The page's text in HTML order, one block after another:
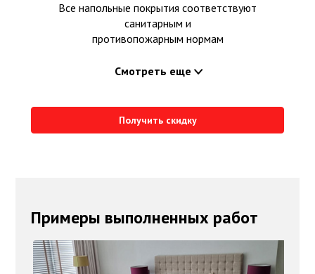
Все напольные покрытия соответствуют
санитарным и
противопожарным нормам
Смотреть еще
Получить скидку
Примеры выполненных работ